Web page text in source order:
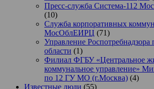
Пресс-служба Система-112
(10)
Служба корпоративных
МосОблЕИРЦ (71)
Управление Роспотребнадзора
области (1)
Филиал ФГБУ «Центральное
коммунальное управление»
по 12 ГУ МО (г.Москва) (4)
Известные люди (55)